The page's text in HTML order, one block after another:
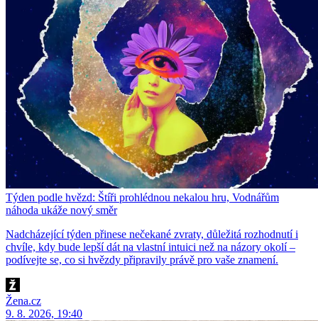
Týden podle hvězd: Štíři prohlédnou nekalou hru, Vodnářům
náhoda ukáže nový směr
Nadcházející týden přinese nečekané zvraty, důležitá rozhodnutí i
chvíle, kdy bude lepší dát na vlastní intuici než na názory okolí –
podívejte se, co si hvězdy připravily právě pro vaše znamení.
Žena.cz
9. 8. 2026, 19:40